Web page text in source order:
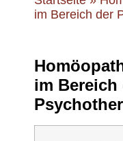
im Bereich der
im Bereich